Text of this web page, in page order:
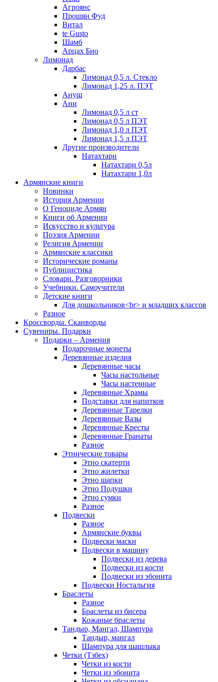
Агроянс
Прошян Фуд
Витал
te Gusto
Шамб
Арцах Био
Лимонад
Дарбас
Лимонад 0,5 л. Стекло
Лимонад 1,25 л. ПЭТ
Ануш
Ани
Лимонад 0,5 л ст
Лимонад 0,5 л ПЭТ
Лимонад 1,0 л ПЭТ
Лимонад 1,5 л ПЭТ
Другие производители
Натахтари
Натахтари 0,5л
Натахтари 1,0л
Армянские книги
Новинки
История Армении
О Геноциде Армян
Книги об Армении
Иcкусство и культура
Поэзия Армении
Религия Армении
Армянские классики
Исторические романы
Публицистика
Словари. Разговорники
Учебники. Самоучители
Детские книги
Для дошкольников<br> и младших классов
Разное
Кроссворды. Сканворды
Сувениры. Подарки
Подарки – Армения
Подарочные монеты
Деревянные изделия
Деревянные часы
Часы настольные
Часы настенные
Деревянные Храмы
Подставки для напитков
Деревянные Тарелки
Деревянные Вазы
Деревянные Кресты
Деревянные Гранаты
Разное
Этнические товары
Этно скатерти
Этно жилетки
Этно шапки
Этно Подушки
Этно сумки
Разное
Подвески
Разное
Армянские буквы
Подвески маски
Подвески в машину
Подвески из дерева
Подвески из кости
Подвески из эбонита
Подвески Ностальгия
Браслеты
Разное
Браслеты из бисера
Кожаные браслеты
Тандыр, Мангал, Шампура
Тандыр, мангал
Шампура для шашлыка
Четки (Тзбех)
Четки из кости
Четки из эбонита